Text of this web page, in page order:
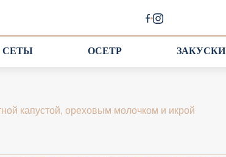
СЕТЫ ОСЕТР ЗАКУСКИ
капустой, ореховым молочком и икрой